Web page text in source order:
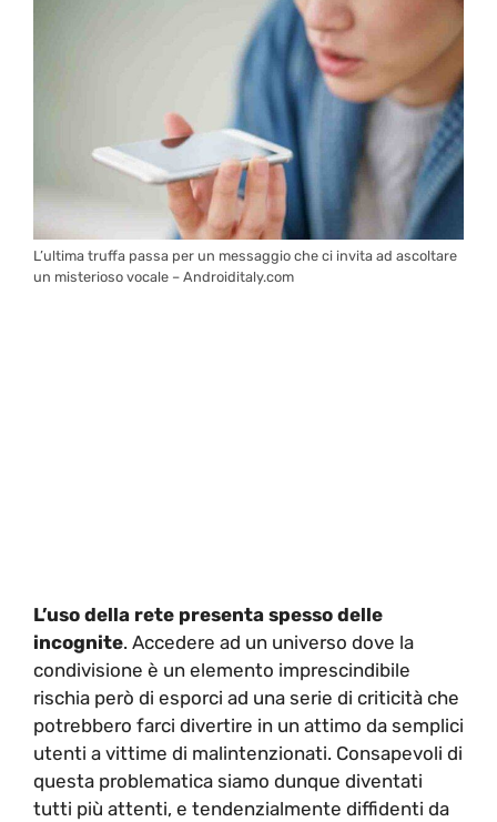
L’ultima truffa passa per un messaggio che ci invita ad ascoltare
un misterioso vocale – Androiditaly.com
L’uso della rete presenta spesso delle
incognite. Accedere ad un universo dove la
condivisione è un elemento imprescindibile
rischia però di esporci ad una serie di criticità che
potrebbero farci divertire in un attimo da semplici
utenti a vittime di malintenzionati. Consapevoli di
questa problematica siamo dunque diventati
tutti più attenti, e tendenzialmente diffidenti da